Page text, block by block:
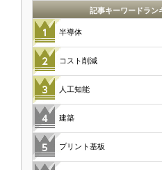
記事キーワードラン
半導体
コスト削減
人工知能
建築
プリント基板